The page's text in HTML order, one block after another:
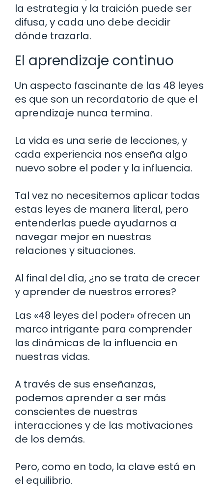
la estrategia y la traición puede ser
difusa, y cada uno debe decidir
dónde trazarla.
El aprendizaje continuo
Un aspecto fascinante de las 48 leyes
es que son un recordatorio de que el
aprendizaje nunca termina.
La vida es una serie de lecciones, y
cada experiencia nos enseña algo
nuevo sobre el poder y la influencia.
Tal vez no necesitemos aplicar todas
estas leyes de manera literal, pero
entenderlas puede ayudarnos a
navegar mejor en nuestras
relaciones y situaciones.
Al final del día, ¿no se trata de crecer
y aprender de nuestros errores?
Las «48 leyes del poder» ofrecen un
marco intrigante para comprender
las dinámicas de la influencia en
nuestras vidas.
A través de sus enseñanzas,
podemos aprender a ser más
conscientes de nuestras
interacciones y de las motivaciones
de los demás.
Pero, como en todo, la clave está en
el equilibrio.